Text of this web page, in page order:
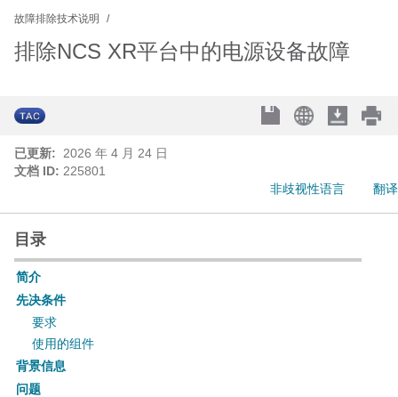
故障排除技术说明
排除NCS XR平台中的电源设备故障
已更新:
2026 年 4 月 24 日
文档 ID: 225801
非歧视性语言
翻译
目录
简介
先决条件
要求
使用的组件
背景信息
问题